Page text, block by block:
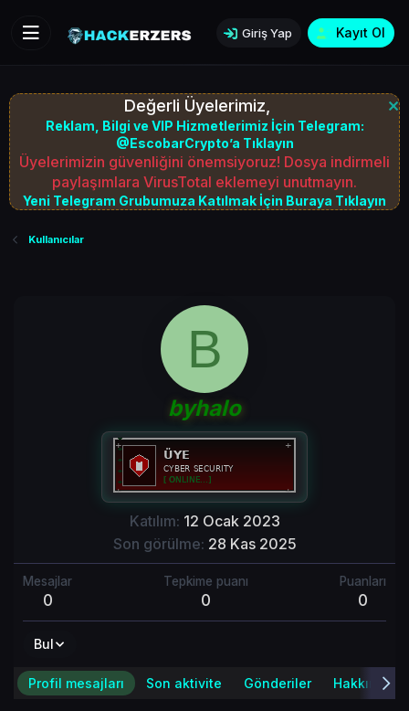
Giriş Yap Kayıt Ol
Değerli Üyelerimiz,
Reklam, Bilgi ve VIP Hizmetlerimiz İçin Telegram:
@EscobarCrypto’a Tıklayın
Üyelerimizin güvenliğini önemsiyoruz! Dosya indirmeli
paylaşımlara VirusTotal eklemeyi unutmayın.
Yeni Telegram Grubumuza Katılmak İçin Buraya Tıklayın
Kullanıcılar
B
byhalo
Katılım 12 Ocak 2023
Son görülme 28 Kas 2025
Mesajlar
0
Tepkime puanı
0
Puanları
0
Bul
Profil mesajları Son aktivite Gönderiler Hakkında